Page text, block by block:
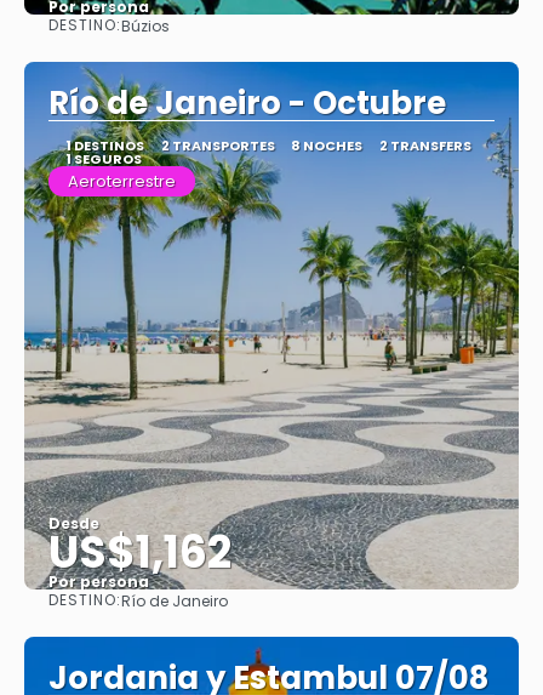
Por persona
DESTINO:Búzios
Río de Janeiro - Octubre
1 DESTINOS 2 TRANSPORTES 8 NOCHES 2 TRANSFERS
1 SEGUROS
Aeroterrestre
Desde
US$1,162
Por persona
DESTINO:Río de Janeiro
Jordania y Estambul 07/08